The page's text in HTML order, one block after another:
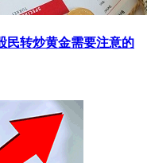
民转炒黄金需要注意的